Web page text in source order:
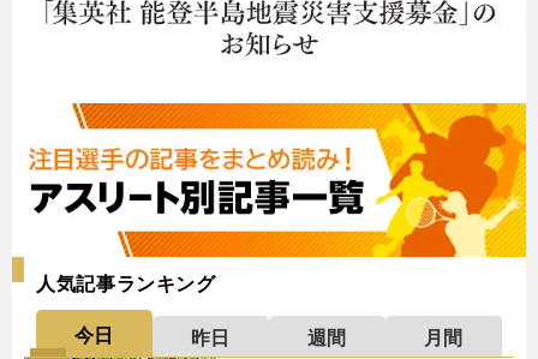
人気記事ランキング
今日 昨日 週間
月間